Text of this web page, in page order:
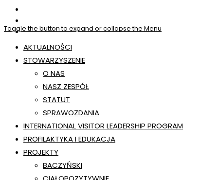
Toggle the button to expand or collapse the Menu
AKTUALNOŚCI
STOWARZYSZENIE
O NAS
NASZ ZESPÓŁ
STATUT
SPRAWOZDANIA
INTERNATIONAL VISITOR LEADERSHIP PROGRAM
PROFILAKTYKA I EDUKACJA
PROJEKTY
BACZYŃSKI